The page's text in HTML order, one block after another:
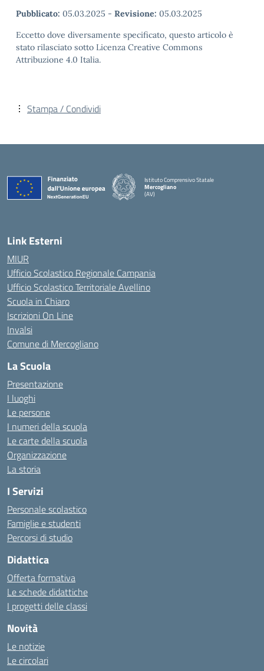
Pubblicato: 05.03.2025 - Revisione: 05.03.2025
Eccetto dove diversamente specificato, questo articolo è
stato rilasciato sotto Licenza Creative Commons
Attribuzione 4.0 Italia.
Stampa / Condividi
Istituto Comprensivo Statale
Mercogliano
(AV)
Link Esterni
MIUR
Ufficio Scolastico Regionale Campania
Ufficio Scolastico Territoriale Avellino
Scuola in Chiaro
Iscrizioni On Line
Invalsi
Comune di Mercogliano
La Scuola
Presentazione
I luoghi
Le persone
I numeri della scuola
Le carte della scuola
Organizzazione
La storia
I Servizi
Personale scolastico
Famiglie e studenti
Percorsi di studio
Didattica
Offerta formativa
Le schede didattiche
I progetti delle classi
Novità
Le notizie
Le circolari